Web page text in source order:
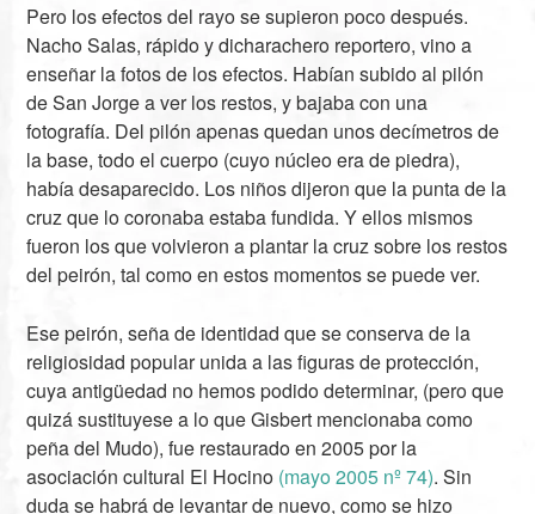
Pero los efectos del rayo se supieron poco después.
Nacho Salas, rápido y dicharachero reportero, vino a
enseñar la fotos de los efectos. Habían subido al pilón
de San Jorge a ver los restos, y bajaba con una
fotografía. Del pilón apenas quedan unos decímetros de
la base, todo el cuerpo (cuyo núcleo era de piedra),
había desaparecido. Los niños dijeron que la punta de la
cruz que lo coronaba estaba fundida. Y ellos mismos
fueron los que volvieron a plantar la cruz sobre los restos
del peirón, tal como en estos momentos se puede ver.
Ese peirón, seña de identidad que se conserva de la
religiosidad popular unida a las figuras de protección,
cuya antigüedad no hemos podido determinar, (pero que
quizá sustituyese a lo que Gisbert mencionaba como
peña del Mudo), fue restaurado en 2005 por la
asociación cultural El Hocino (mayo 2005 nº 74). Sin
duda se habrá de levantar de nuevo, como se hizo